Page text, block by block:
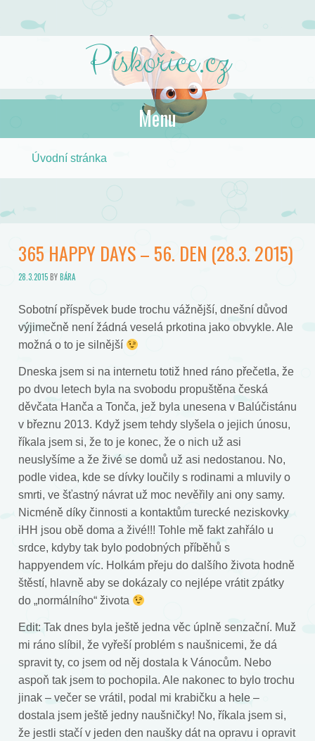
Piskořice.cz
Menu
Úvodní stránka
365 HAPPY DAYS – 56. DEN (28.3. 2015)
28.3.2015BYBÁRA
Sobotní příspěvek bude trochu vážnější, dnešní důvod
výjimečně není žádná veselá prkotina jako obvykle. Ale
možná o to je silnější
Dneska jsem si na internetu totiž hned ráno přečetla, že
po dvou letech byla na svobodu propuštěna česká
děvčata Hanča a Tonča, jež byla unesena v Balúčistánu
v březnu 2013. Když jsem tehdy slyšela o jejich únosu,
říkala jsem si, že to je konec, že o nich už asi
neuslyšíme a že živé se domů už asi nedostanou. No,
podle videa, kde se dívky loučily s rodinami a mluvily o
smrti, ve šťastný návrat už moc nevěřily ani ony samy.
Nicméně díky činnosti a kontaktům turecké neziskovky
iHH jsou obě doma a živé!!! Tohle mě fakt zahřálo u
srdce, kdyby tak bylo podobných příběhů s
happyendem víc. Holkám přeju do dalšího života hodně
štěstí, hlavně aby se dokázaly co nejlépe vrátit zpátky
do „normálního“ života
Edit: Tak dnes byla ještě jedna věc úplně senzační. Muž
mi ráno slíbil, že vyřeší problém s naušnicemi, že dá
spravit ty, co jsem od něj dostala k Vánocům. Nebo
aspoň tak jsem to pochopila. Ale nakonec to bylo trochu
jinak – večer se vrátil, podal mi krabičku a hele –
dostala jsem ještě jedny naušničky! No, říkala jsem si,
že jestli stačí v jeden den naušky dát na opravu i opravit